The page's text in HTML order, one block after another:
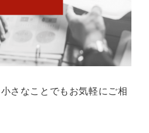
さなことでもお気軽にご相